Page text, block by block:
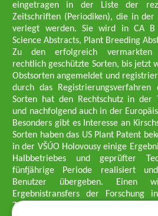
eingetragen in der Liste der
Zeitschriften (Periodiken), die in der
verlegt werden. Sie wird in CA B
Science Abstracts, Plant Breeding
Zu den erfolgreich vermarkten
rechtlich geschützte Sorten, bis jetzt
Obstsorten angemeldet und
durch das
Sorten hat den Rechtschutz in der
und nachfolgend auch in der
Besonders gibt es Interesse an
Sorten haben das US Plant Patent
in der VŠÚO Holovousy einige
Halbbetriebes und geprüfter
fünfjährige Periode realisiert
Benutzer übergeben. Einen
Ergebnistransfers der
Züchtungsmethodik dar, die an